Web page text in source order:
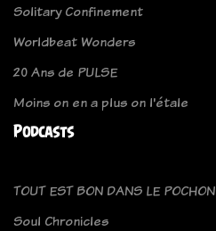
Solitary Confinement
Worldbeat Wonders
20 Ans de PULSE
Moins on en a plus on l'étale
Podcasts
TOUT EST BON DANS LE POCHON
Soul Chronicles